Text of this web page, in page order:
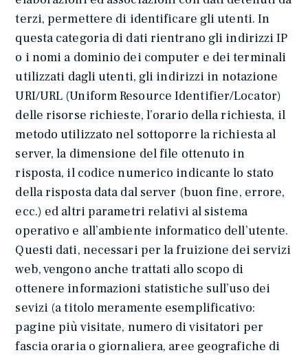
terzi, permettere di identificare gli utenti. In
questa categoria di dati rientrano gli indirizzi IP
o i nomi a dominio dei computer e dei terminali
utilizzati dagli utenti, gli indirizzi in notazione
URI/URL (Uniform Resource Identifier/Locator)
delle risorse richieste, l’orario della richiesta, il
metodo utilizzato nel sottoporre la richiesta al
server, la dimensione del file ottenuto in
risposta, il codice numerico indicante lo stato
della risposta data dal server (buon fine, errore,
ecc.) ed altri parametri relativi al sistema
operativo e all’ambiente informatico dell’utente.
Questi dati, necessari per la fruizione dei servizi
web, vengono anche trattati allo scopo di
ottenere informazioni statistiche sull’uso dei
sevizi (a titolo meramente esemplificativo:
pagine più visitate, numero di visitatori per
fascia oraria o giornaliera, aree geografiche di